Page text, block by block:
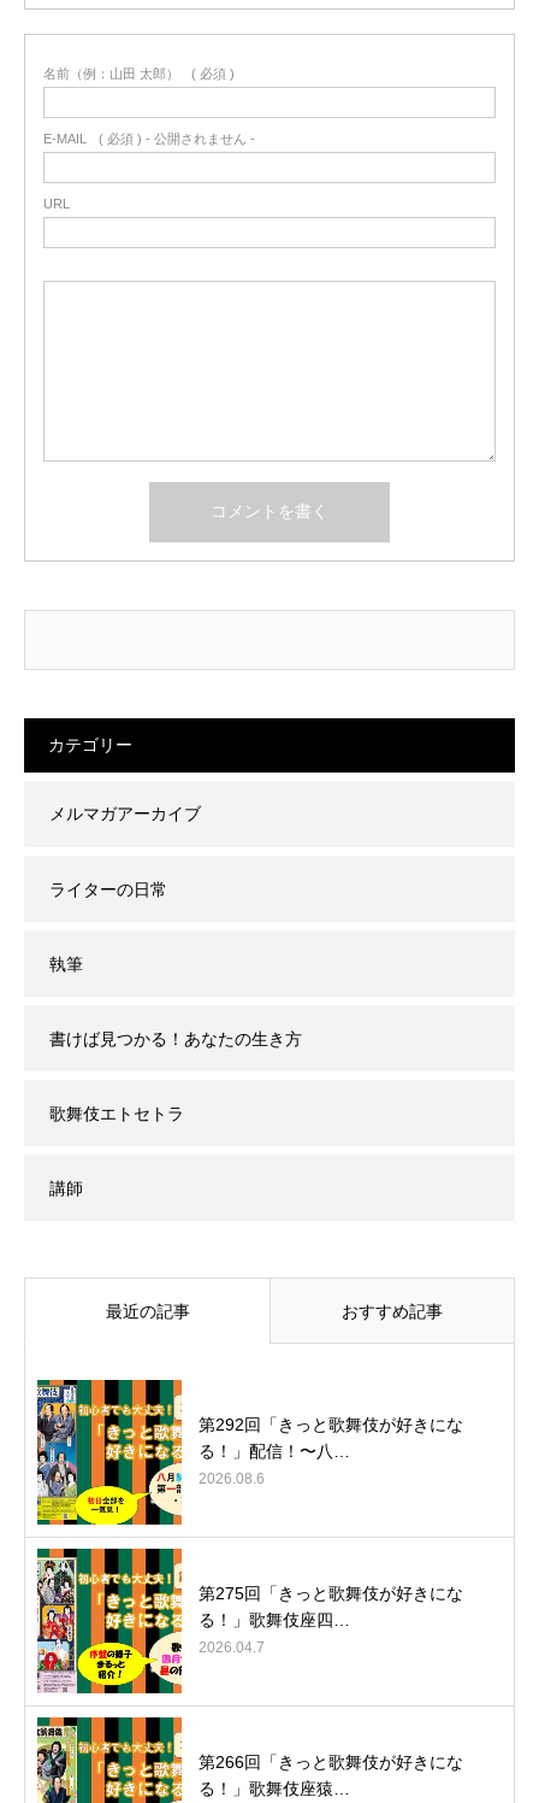
名前（例：山田 太郎） ( 必須 )
E-MAIL ( 必須 ) - 公開されません -
URL
カテゴリー
メルマガアーカイブ
ライターの日常
執筆
書けば見つかる！あなたの生き方
歌舞伎エトセトラ
講師
最近の記事 おすすめ記事
第292回「きっと歌舞伎が好きにな
る！」配信！〜八…
2026.08.6
第275回「きっと歌舞伎が好きにな
る！」歌舞伎座四…
2026.04.7
第266回「きっと歌舞伎が好きにな
る！」歌舞伎座猿…